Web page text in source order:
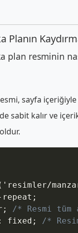
Planın
plan resminin
sayfa
sabit kalır ve
'resimler/
repeat ;
;
/* Resmi tüm
fixed ;
/*